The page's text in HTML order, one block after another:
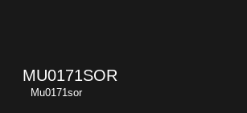
MU0171SOR
Mu0171sor